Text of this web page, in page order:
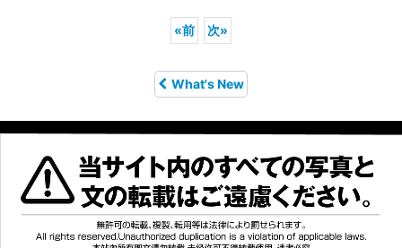
«前 次»
What's New